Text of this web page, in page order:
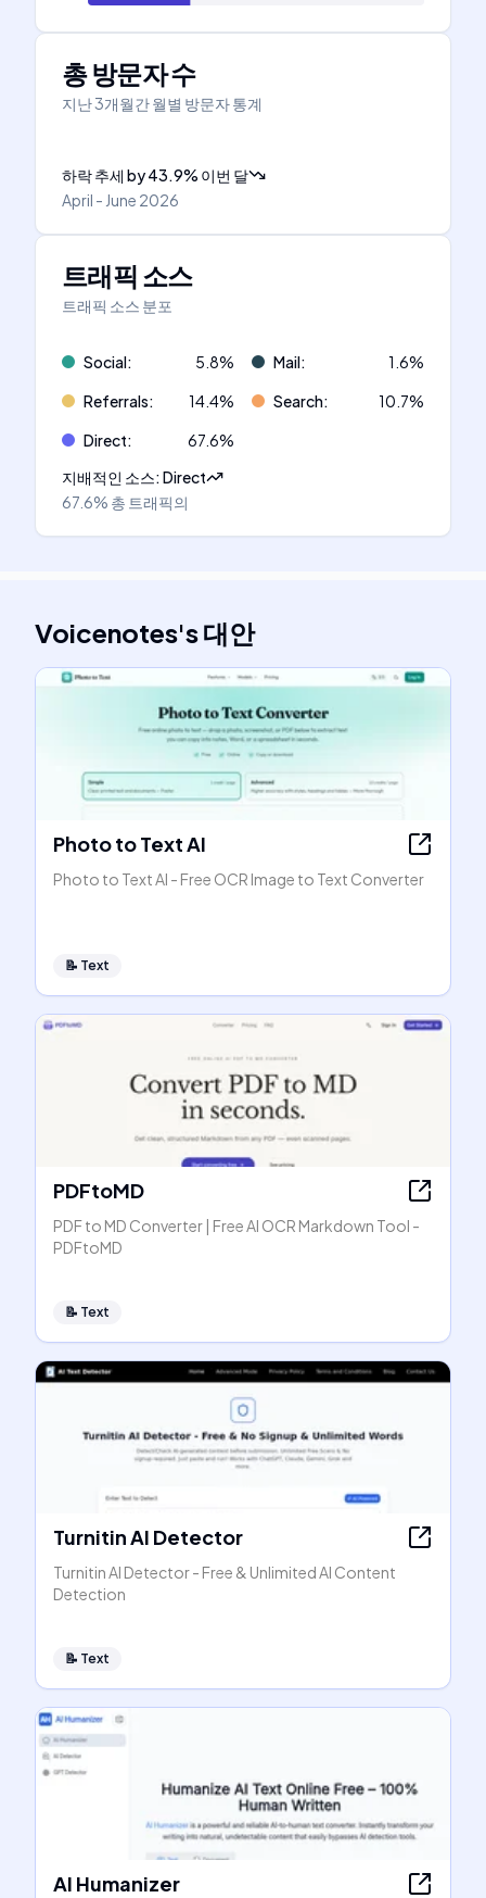
총 방문자 수
지난 3개월간 월별 방문자 통계
하락 추세 by43.9% 이번 달
April - June 2026
트래픽 소스
트래픽 소스 분포
Social: 5.8% Mail: 1.6%
Referrals: 14.4% Search: 10.7%
Direct: 67.6%
지배적인 소스:Direct
67.6% 총 트래픽의
Voicenotes's대안
Photo to Text AI
Photo to Text AI - Free OCR Image to Text Converter
📝 Text
PDFtoMD
PDF to MD Converter | Free AI OCR Markdown Tool -
PDFtoMD
📝 Text
Turnitin AI Detector
Turnitin AI Detector - Free & Unlimited AI Content
Detection
📝 Text
AI Humanizer